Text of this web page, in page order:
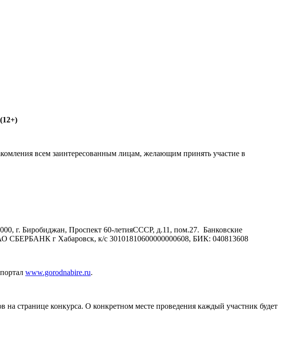
всем заинтересованным лицам, желающим принять участие в
г. Биробиджан, Проспект 60-летияСССР, д.11, пом.27. Банковские
г Хабаровск, к/с 30101810600000000608, БИК: 040813608
www.gorodnabire.ru.
на странице конкурса. О конкретном месте проведения каждый участник будет